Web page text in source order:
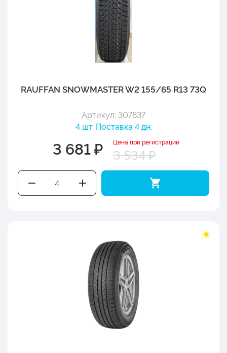
RAUFFAN SNOWMASTER W2 155/65 R13 73Q
Артикул: 307837
4 шт. Поставка 4 дн.
3 681 ₽ Цена при регистрации
3 534 ₽